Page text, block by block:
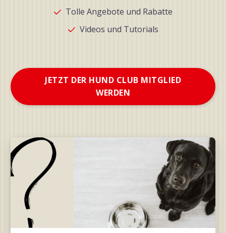
Tolle Angebote und Rabatte
Videos und Tutorials
JETZT DER HUND CLUB MITGLIED
WERDEN